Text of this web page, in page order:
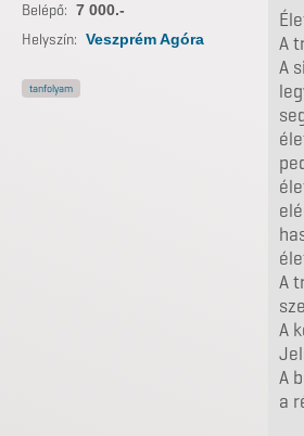
A
A
A
A
A
a
Belépő: 7 000.-
Helyszín: Veszprém Agóra
tanfolyam